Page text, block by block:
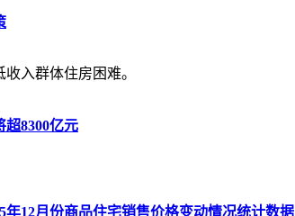
入群体住房困难。
超8300亿元
12月份商品住宅销售价格变动情况统计数据